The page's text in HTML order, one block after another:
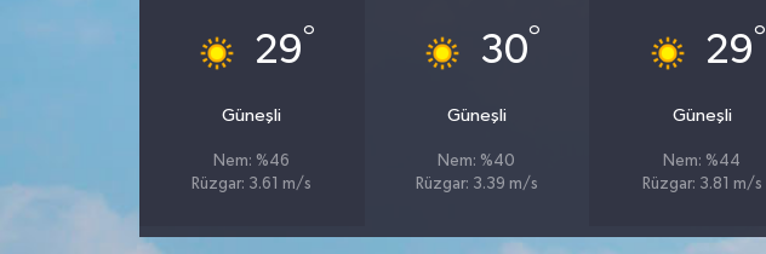
29°
Güneşli
Nem: %46
Rüzgar: 3.61 m/s
30°
Güneşli
Nem: %40
Rüzgar: 3.39 m/s
29°
Güneşli
Nem: %44
Rüzgar: 3.81 m/s